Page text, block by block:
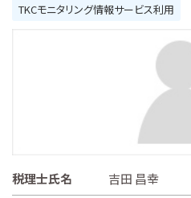
TKCモニタリング情報サービス利用
税理士氏名
吉田 昌幸